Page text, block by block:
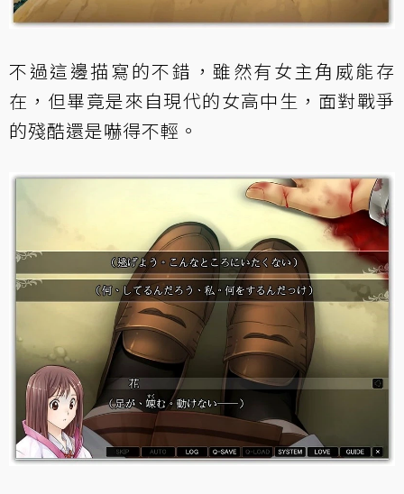
不過這邊描寫的不錯，雖然有女主角威能存
在，但畢竟是來自現代的女高中生，面對戰爭
的殘酷還是嚇得不輕。